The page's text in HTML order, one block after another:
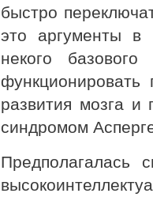
быстро
это аргументы в
некого
функционировать
развития мозга
синдромом
Предполагалась